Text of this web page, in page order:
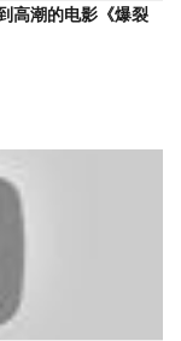
高潮的电影《爆裂